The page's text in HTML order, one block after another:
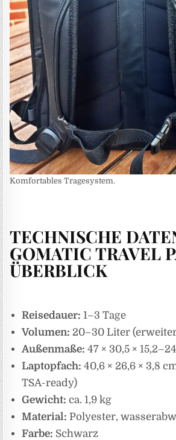
Komfortables Tragesystem.
TECHNISCHE
GOMATIC TRAVEL
ÜBERBLICK
Reisedauer: 1–3 Tage
Volumen: 20–30 Liter
Außenmaße: 47 × 30,5 ×
Laptopfach: 40,6 × 26,6 × 3,8
TSA-ready)
Gewicht: ca. 1,9 kg
Material: Polyester,
Farbe: Schwarz